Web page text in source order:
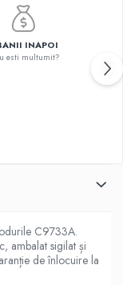
INAPOI
esti multumit?
C9733A.
ambalat sigilat și
de înlocuire la